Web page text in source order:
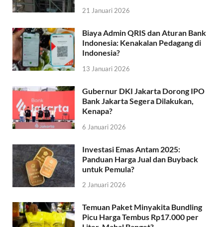
21 Januari 2026
Biaya Admin QRIS dan Aturan Bank
Indonesia: Kenakalan Pedagang di
Indonesia?
13 Januari 2026
Gubernur DKI Jakarta Dorong IPO
Bank Jakarta Segera Dilakukan,
Kenapa?
6 Januari 2026
Investasi Emas Antam 2025:
Panduan Harga Jual dan Buyback
untuk Pemula?
2 Januari 2026
Temuan Paket Minyakita Bundling
Picu Harga Tembus Rp17.000 per